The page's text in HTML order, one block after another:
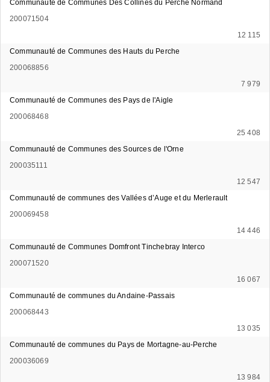
Communauté de Communes Des Collines du Perche Normand
200071504
12 115
Communauté de Communes des Hauts du Perche
200068856
7 979
Communauté de Communes des Pays de l'Aigle
200068468
25 408
Communauté de Communes des Sources de l'Orne
200035111
12 547
Communauté de communes des Vallées d’Auge et du Merlerault
200069458
14 446
Communauté de Communes Domfront Tinchebray Interco
200071520
16 067
Communauté de communes du Andaine-Passais
200068443
13 035
Communauté de communes du Pays de Mortagne-au-Perche
200036069
13 984